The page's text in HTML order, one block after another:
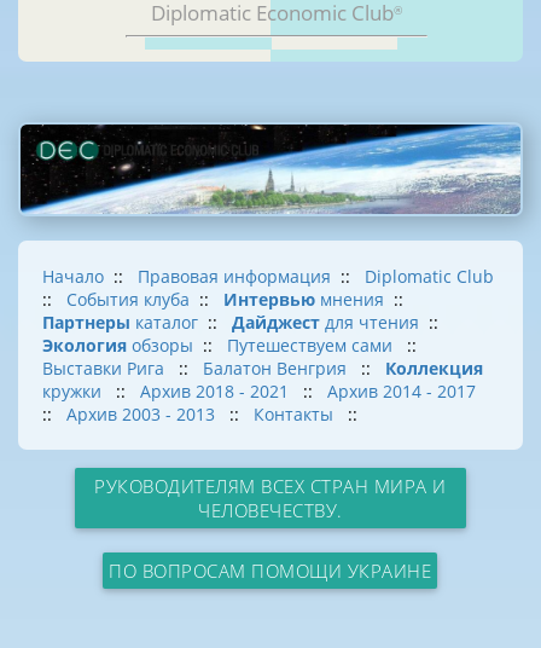
Diplomatic Economic Club®
Начало :: Правовая информация :: Diplomatic Club
:: События клуба :: Интервью мнения ::
Партнеры каталог :: Дайджест для чтения ::
Экология обзоры :: Путешествуем сами
::
Выставки Рига
:: Балатон Венгрия :: Коллекция
кружки
:: Архив 2018 - 2021 :: Архив 2014 - 2017
:: Архив 2003 - 2013 :: Контакты ::
РУКОВОДИТЕЛЯМ ВСЕХ СТРАН МИРА И
ЧЕЛОВЕЧЕСТВУ.
ПО ВОПРОСАМ ПОМОЩИ УКРАИНЕ